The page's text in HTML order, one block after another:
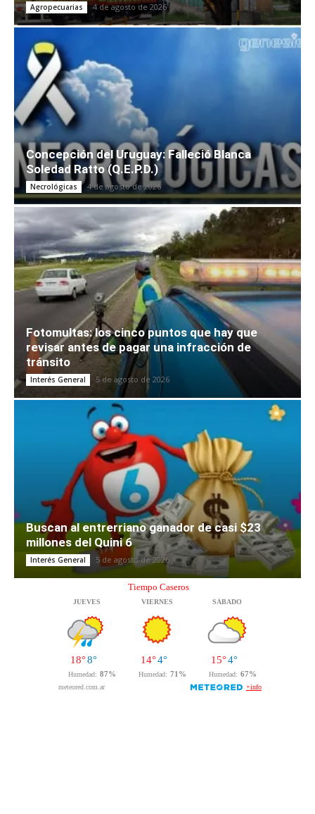
Agropecuarias 4 de agosto de 2026
Concepción del Uruguay: Falleció Blanca
Soledad Ratto (Q.E.P.D.)
Necrológicas 4 de agosto de 2026
Fotomultas: los cinco puntos que hay que
revisar antes de pagar una infracción de
tránsito
Interés General 5 de agosto de 2026
Buscan al entrerriano ganador de casi $23
millones del Quini 6
Interés General 5 de agosto de 2026